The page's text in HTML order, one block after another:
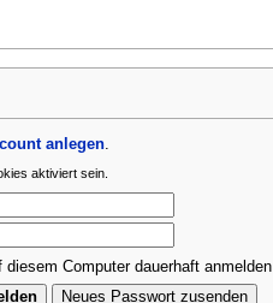
anlegen
aktiviert sein.
diesem Computer dauerhaft anmelden